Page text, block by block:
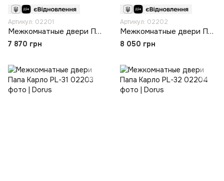
Артикул: 02201
Межкомнатные двери Папа Карло T-18
7 870 грн
Артикул: 02202
Межкомнатные двери Папа Карло T-18 BLK
8 050 грн